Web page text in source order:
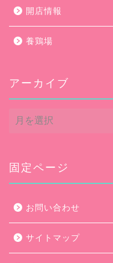
開店情報
養鶏場
アーカイブ
ア
ー
ブ
固定ページ
お問い合わせ
サイトマップ